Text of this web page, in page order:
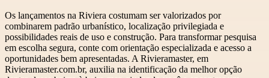
Os lançamentos na Riviera costumam ser valorizados por
combinarem padrão urbanístico, localização privilegiada e
possibilidades reais de uso e construção. Para transformar pesquisa
em escolha segura, conte com orientação especializada e acesso a
oportunidades bem apresentadas. A Rivieramaster, em
Rivieramaster.com.br, auxilia na identificação da melhor opção